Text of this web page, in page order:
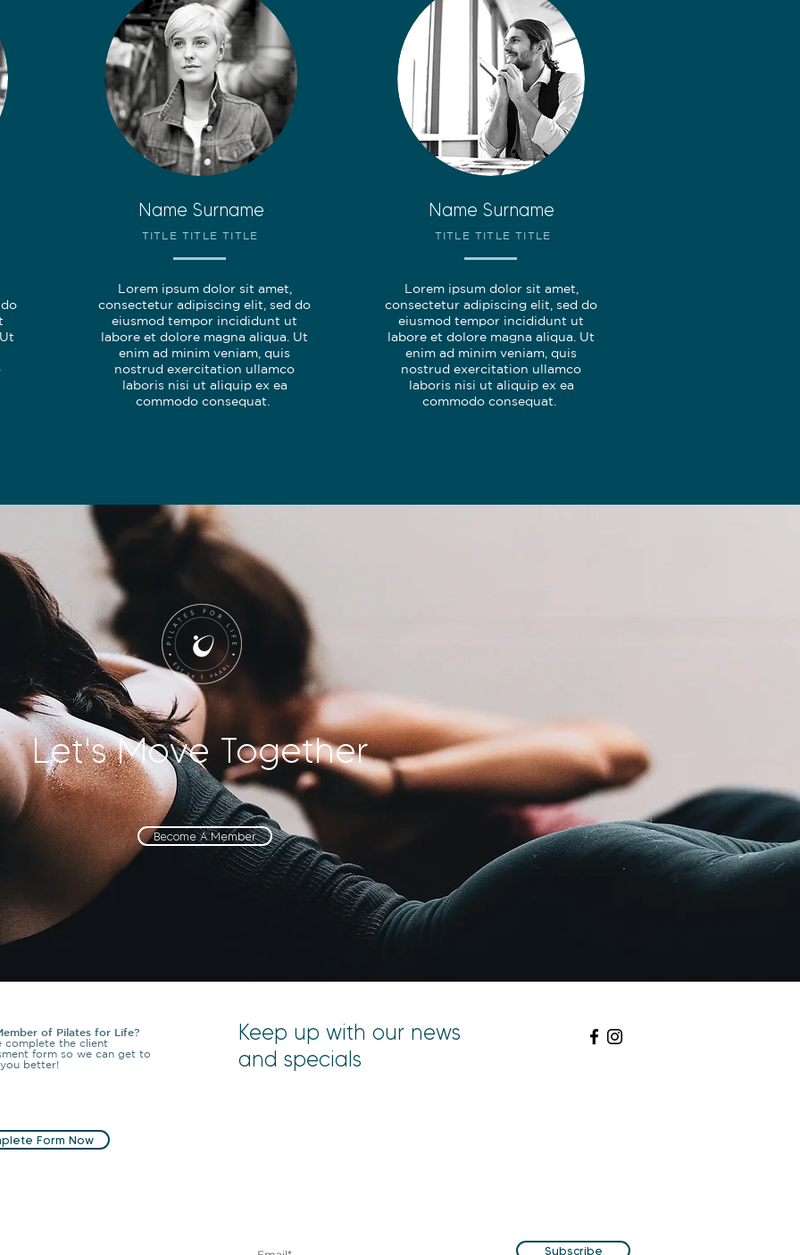
Name Surname
TITLE TITLE TITLE
Lorem ipsum dolor sit amet,
consectetur adipiscing elit, sed do
eiusmod tempor incididunt ut
labore et dolore magna aliqua. Ut
enim ad minim veniam, quis
nostrud exercitation ullamco
laboris nisi ut aliquip ex ea
commodo consequat.
Name Surname
TITLE TITLE TITLE
Lorem ipsum dolor sit amet,
consectetur adipiscing elit, sed do
eiusmod tempor incididunt ut
labore et dolore magna aliqua. Ut
enim ad minim veniam, quis
nostrud exercitation ullamco
laboris nisi ut aliquip ex ea
commodo consequat.
Let's Move Together
Become A Member
of Pilates for Life?
complete the client
form so we can get to
better!
Form Now
Keep up with our news
and specials
Subscribe